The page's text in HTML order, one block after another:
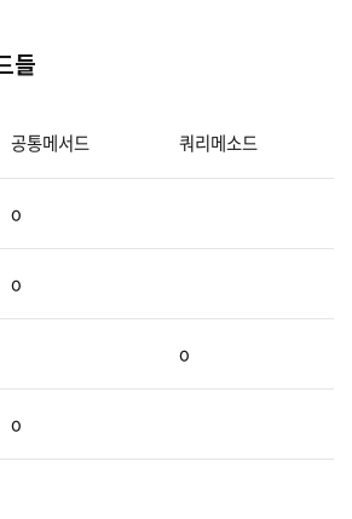
들
공통메서드 쿼리메소드
o
o
o
o